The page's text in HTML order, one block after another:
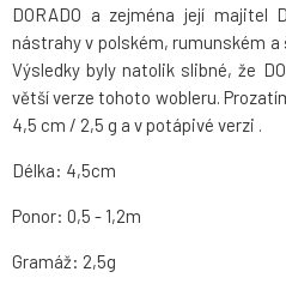
DORADO a zejména její majitel
nástrahy v polském, rumunském a
Výsledky byly natolik slibné, že
větší verze tohoto wobleru.
4,5 cm / 2,5 g a v potápivé verzi .
Délka: 4,5cm
Ponor: 0,5 - 1,2m
Gramáž: 2,5g